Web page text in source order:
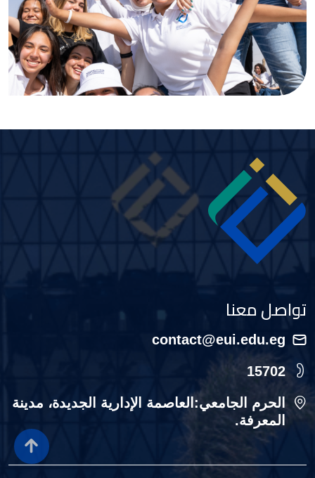
تواصل معنا
contact@eui.edu.eg
15702
الحرم الجامعي:العاصمة الإدارية الجديدة، مدينة
المعرفة.